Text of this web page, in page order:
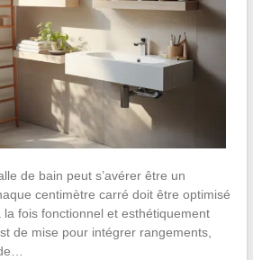
de bain peut s’avérer être un
centimètre carré doit être optimisé
fois fonctionnel et esthétiquement
de mise pour intégrer rangements,